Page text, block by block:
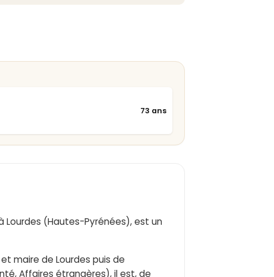
73 ans
Lourdes (Hautes-Pyrénées), est un
maire de Lourdes puis de
Affaires étrangères), il est, de